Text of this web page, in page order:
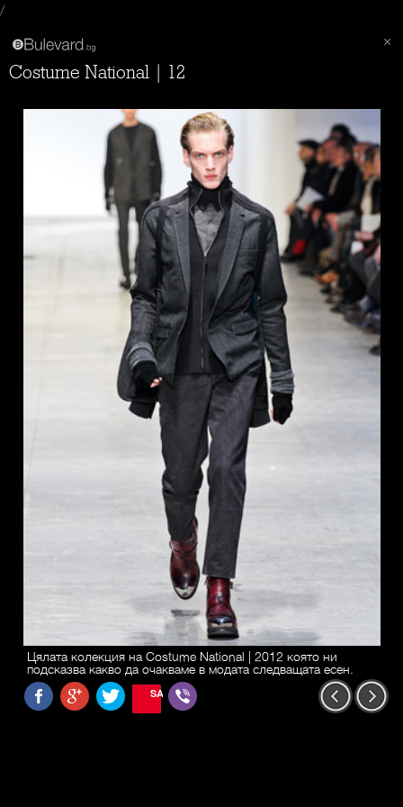
/
Costume National | 12
Цялата колекция на Costume National | 2012 която ни
подсказва какво да очакваме в модата следващата есен.
SAVE